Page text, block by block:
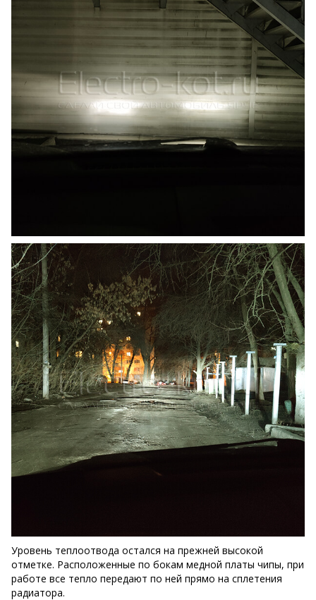
Уровень теплоотвода остался на прежней высокой
отметке. Расположенные по бокам медной платы чипы, при
работе все тепло передают по ней прямо на сплетения
радиатора.